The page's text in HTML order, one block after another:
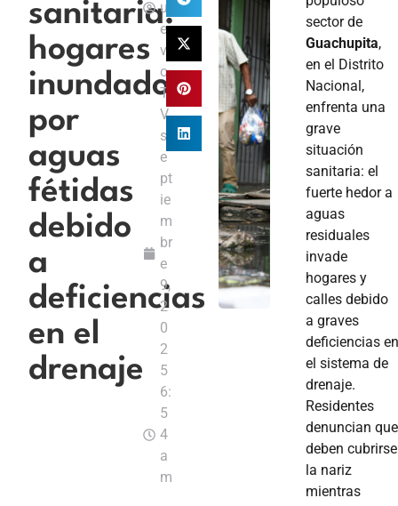
sanitaria:
hogares
inundados
por
aguas
fétidas
debido
a
deficiencias
en el
drenaje
u
e
v
o
T
V
s
e
pt
ie
m
br
e
9,
2
0
2
5
6:
5
4
a
m
sector de
Guachupita,
en el Distrito
Nacional,
enfrenta una
grave
situación
sanitaria: el
fuerte hedor a
aguas
residuales
invade
hogares y
calles debido
a graves
deficiencias en
el sistema de
drenaje.
Residentes
denuncian que
deben cubrirse
la nariz
mientras